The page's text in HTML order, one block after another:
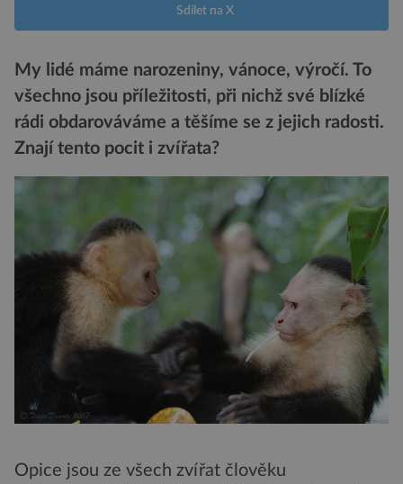
Sdílet na X
My lidé máme narozeniny, vánoce, výročí. To
všechno jsou příležitosti, při nichž své blízké
rádi obdarováváme a těšíme se z jejich radosti.
Znají tento pocit i zvířata?
Opice jsou ze všech zvířat člověku